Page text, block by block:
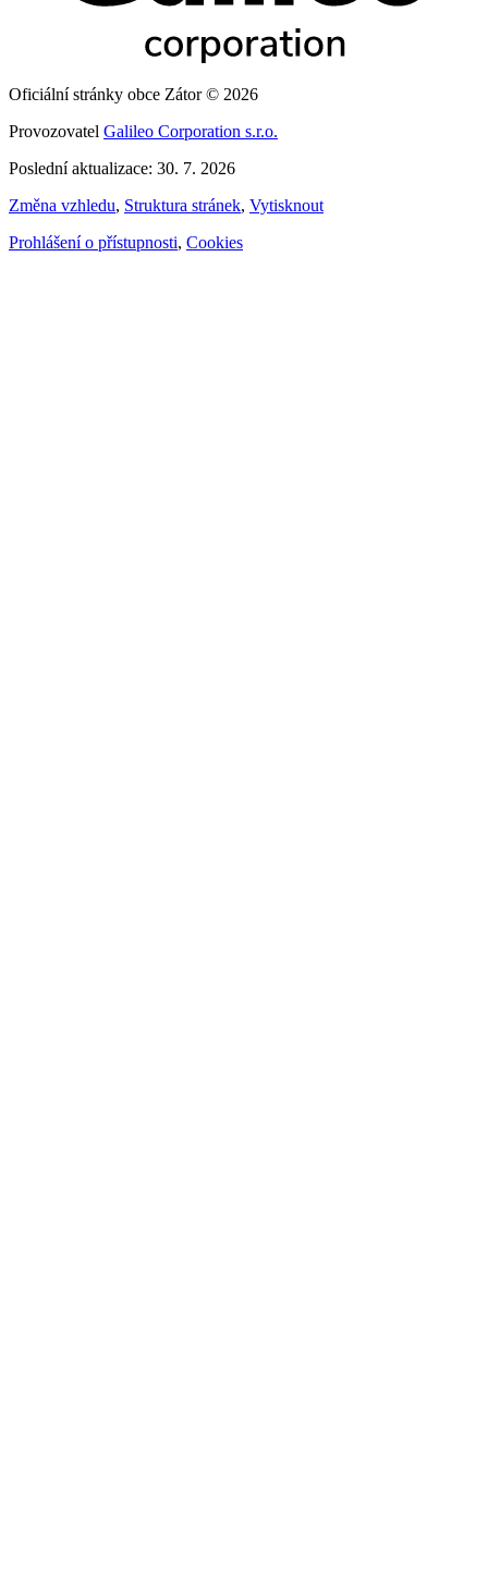
Oficiální stránky obce Zátor © 2026
Provozovatel Galileo Corporation s.r.o.
Poslední aktualizace: 30. 7. 2026
Změna vzhledu, Struktura stránek, Vytisknout
Prohlášení o přístupnosti, Cookies